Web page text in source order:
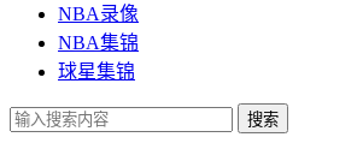
NBA录像
NBA集锦
球星集锦
搜索